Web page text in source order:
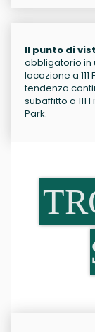
Il punto di
obbligatorio in
locazione a
tendenza
subaffitto a
Park.